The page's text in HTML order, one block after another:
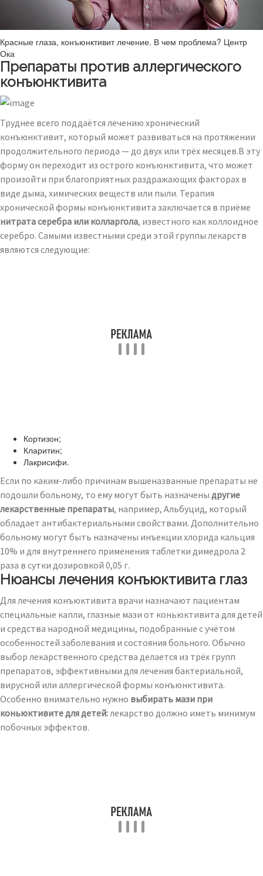
Красные глаза, конъюнктивит лечение. В чем проблема? Центр
Ока
Препараты против аллергического
конъюнктивита
Труднее всего поддаётся лечению хронический
конъюнктивит, который может развиваться на протяжении
продолжительного периода — до двух или трёх месяцев.В эту
форму он переходит из острого конъюнктивита, что может
произойти при благоприятных раздражающих факторах в
виде дыма, химических веществ или пыли. Терапия
хронической формы конъюнктивита заключается в приёме
нитрата серебра или колларгола, известного как коллоидное
серебро. Самыми известными среди этой группы лекарств
являются следующие:
Кортизон;
Кларитин;
Лакрисифи.
Если по каким-либо причинам вышеназванные препараты не
подошли больному, то ему могут быть назначены другие
лекарственные препараты, например, Альбуцид, который
обладает антибактериальными свойствами. Дополнительно
больному могут быть назначены инъекции хлорида кальция
10% и для внутреннего применения таблетки димедрола 2
раза в сутки дозировкой 0,05 г.
Нюансы лечения конъюктивита глаз
Для лечения конъюктивита врачи назначают пациентам
специальные капли, глазные мази от коньюктивита для детей
и средства народной медицины, подобранные с учётом
особенностей заболевания и состояния больного. Обычно
выбор лекарственного средства делается из трёх групп
препаратов, эффективными для лечения бактериальной,
вирусной или аллергической формы конъюнктивита.
Особенно внимательно нужно выбирать мази при
коньюктивите для детей:лекарство должно иметь минимум
побочных эффектов.